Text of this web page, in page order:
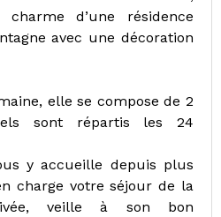
d’une résidence
avec une décoration
elle se compose de 2
sont répartis les 24
y accueille depuis plus
charge votre séjour de la
veille à son bon